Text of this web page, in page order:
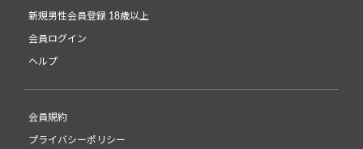
新規男性会員登録 18歳以上
会員ログイン
ヘルプ
会員規約
プライバシーポリシー